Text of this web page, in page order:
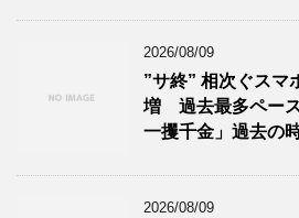
2026/08/09
”サ終” 相次ぐスマ
増 過去最多ペー
一攫千金」過去の
2026/08/09